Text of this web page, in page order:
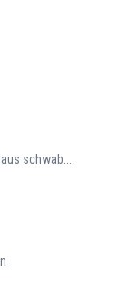
schwab...